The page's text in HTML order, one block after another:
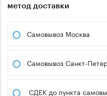
метод доставки
Самовывоз Москва
Самовывоз Санкт-
СДЕК до пункта